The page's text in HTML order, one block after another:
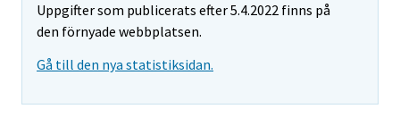
Uppgifter som publicerats efter 5.4.2022 finns på
den förnyade webbplatsen.
Gå till den nya statistiksidan.